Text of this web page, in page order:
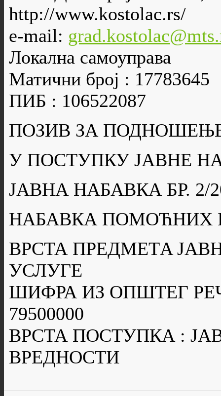
http://www.kostolac.rs/
e-mail:
Локална самоуправа
Матични број : 17783645
ПИБ : 106522087
ПОЗИВ ЗА
У ПОСТУПКУ ЈАВНЕ
ЈАВНА НАБАВКА БР. 2/
НАБАВКА ПОМОЋНИХ
ВРСТА ПРЕДМЕТA
УСЛУГЕ
ШИФРА ИЗ ОПШТЕГ
79500000
ВРСТА ПОСТУПКА :
ВРЕДНОСТИ